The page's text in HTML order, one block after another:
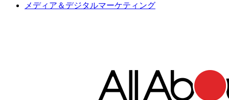
メディア＆デジタルマーケティング